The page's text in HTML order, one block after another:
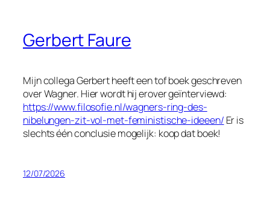
Gerbert Faure
Mijn collega Gerbert heeft een tof boek geschreven
over Wagner. Hier wordt hij erover geïnterviewd:
https://www.filosofie.nl/wagners-ring-des-
nibelungen-zit-vol-met-feministische-ideeen/ Er is
slechts één conclusie mogelijk: koop dat boek!
12/07/2026